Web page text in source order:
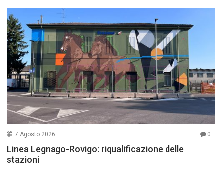
7 Agosto 2026 0
Linea Legnago-Rovigo: riqualificazione delle
stazioni